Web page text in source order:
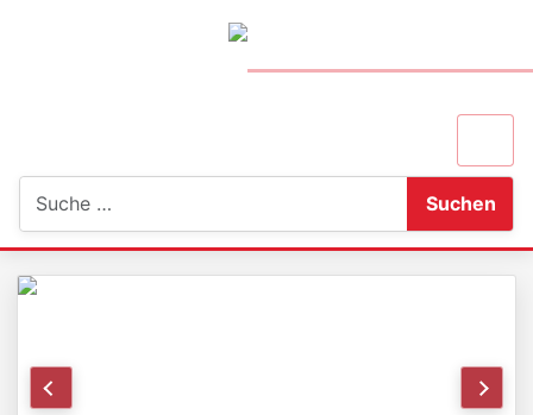
Suchen